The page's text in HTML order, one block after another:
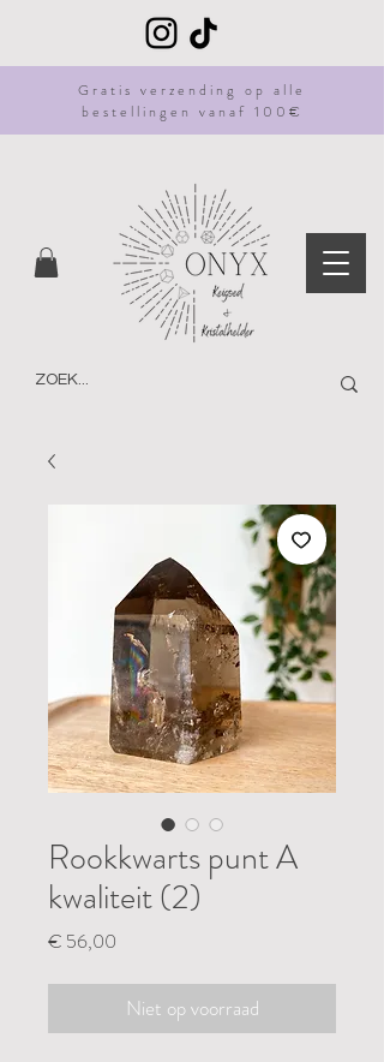
Gratis verzending op alle
bestellingen vanaf 100€
Rookkwarts punt A
kwaliteit (2)
€ 56,00
Niet op voorraad